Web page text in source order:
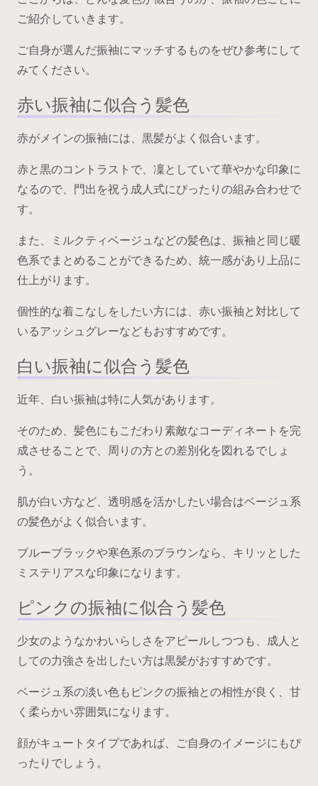
ご紹介していきます。
ご自身が選んだ振袖にマッチするものをぜひ参考にして
みてください。
赤い振袖に似合う髪色
赤がメインの振袖には、黒髪がよく似合います。
赤と黒のコントラストで、凜としていて華やかな印象に
なるので、門出を祝う成人式にぴったりの組み合わせで
す。
また、ミルクティベージュなどの髪色は、振袖と同じ暖
色系でまとめることができるため、統一感があり上品に
仕上がります。
個性的な着こなしをしたい方には、赤い振袖と対比して
いるアッシュグレーなどもおすすめです。
白い振袖に似合う髪色
近年、白い振袖は特に人気があります。
そのため、髪色にもこだわり素敵なコーディネートを完
成させることで、周りの方との差別化を図れるでしょ
う。
肌が白い方など、透明感を活かしたい場合はベージュ系
の髪色がよく似合います。
ブルーブラックや寒色系のブラウンなら、キリッとした
ミステリアスな印象になります。
ピンクの振袖に似合う髪色
少女のようなかわいらしさをアピールしつつも、成人と
しての力強さを出したい方は黒髪がおすすめです。
ベージュ系の淡い色もピンクの振袖との相性が良く、甘
く柔らかい雰囲気になります。
顔がキュートタイプであれば、ご自身のイメージにもぴ
ったりでしょう。